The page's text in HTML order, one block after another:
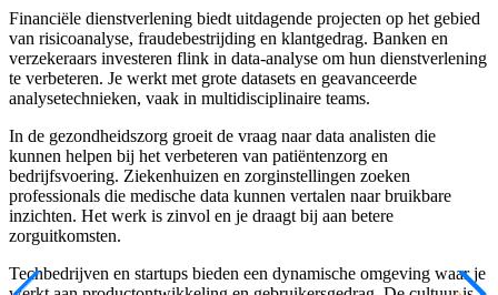
Financiële dienstverlening biedt uitdagende projecten op het gebied
van risicoanalyse, fraudebestrijding en klantgedrag. Banken en
verzekeraars investeren flink in data-analyse om hun dienstverlening
te verbeteren. Je werkt met grote datasets en geavanceerde
analysetechnieken, vaak in multidisciplinaire teams.
In de gezondheidszorg groeit de vraag naar data analisten die
kunnen helpen bij het verbeteren van patiëntenzorg en
bedrijfsvoering. Ziekenhuizen en zorginstellingen zoeken
professionals die medische data kunnen vertalen naar bruikbare
inzichten. Het werk is zinvol en je draagt bij aan betere
zorguitkomsten.
Techbedrijven en startups bieden een dynamische omgeving waar je